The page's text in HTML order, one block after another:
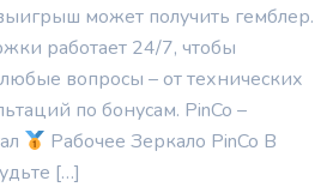
может получить гемблер.
работает 24/7, чтобы
вопросы – от технических
по бонусам. PinCo –
Рабочее Зеркало PinCo В
[…]